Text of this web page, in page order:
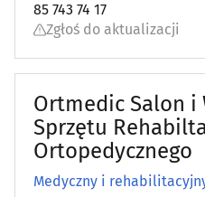
Poradnie różne - pozostałe
Protetyczne usługi(53)
Psychiatria, psychologia,
85 743 74 17
Zgłoś do aktualizacji
Ortmedic Salon i
Sprzętu
Ortopedycznego
Medyczny i